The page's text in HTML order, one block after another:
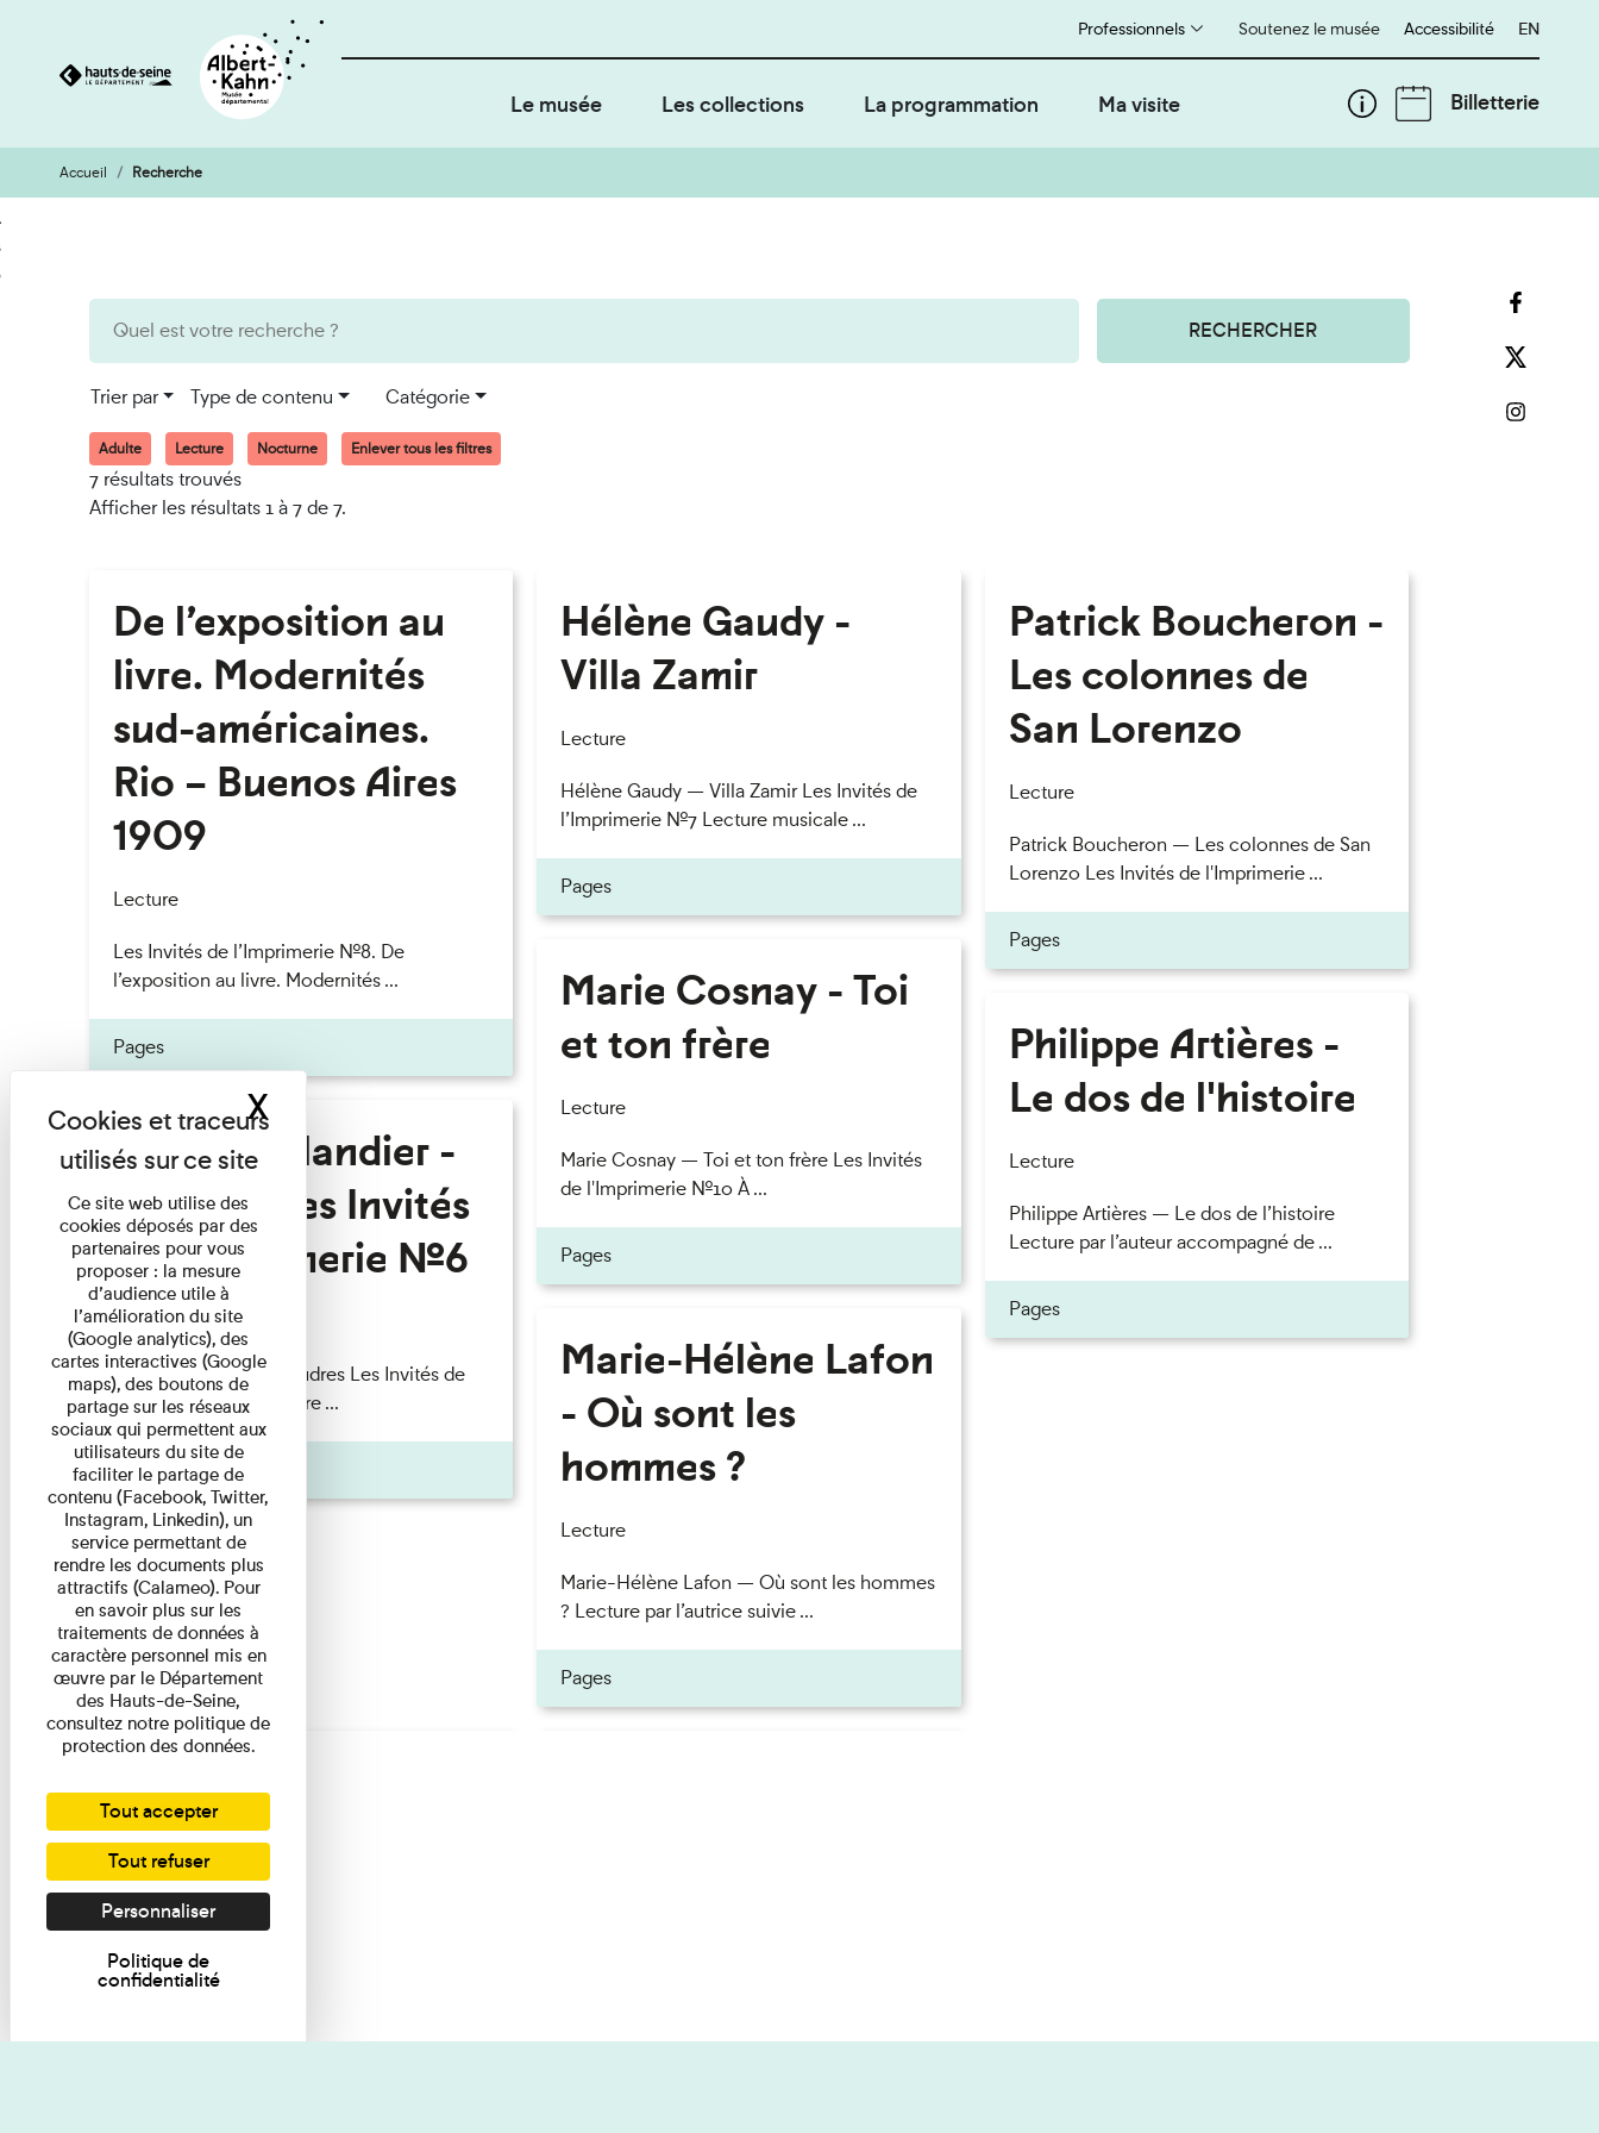
Aller
au
contenu
Aller
à
la
Soutenez le musée
Professionnels Accessibilité English
EN
Le musée Les collections La programmation Ma visite Billetterie
Accueil Recherche
RECHERCHER
Trier par Type de contenu Catégorie
Adulte Lecture Nocturne Enlever tous les filtres
7 résultats trouvés
Afficher les résultats 1 à 7 de 7.
De l’exposition au
livre. Modernités
sud-américaines.
Rio – Buenos Aires
1909
Lecture
Les Invités de l’Imprimerie n°8. De
l’exposition au livre. Modernités ...
Pages
Fanny Taillandier -
Foudres Les Invités
de l’Imprimerie n°6
Lecture
Fanny Taillandier – Foudres Les Invités de
l’Imprimerie n°6 Lecture ...
Pages
Hélène Gaudy -
Villa Zamir
Lecture
Hélène Gaudy — Villa Zamir Les Invités de
l’Imprimerie n°7 Lecture musicale ...
Pages
Marie Cosnay - Toi
et ton frère
Lecture
Marie Cosnay — Toi et ton frère Les Invités
de l'Imprimerie n°10 À ...
Pages
Marie-Hélène Lafon
- Où sont les
hommes ?
Lecture
Marie-Hélène Lafon — Où sont les hommes
? Lecture par l’autrice suivie ...
Pages
Patrick Boucheron -
Les colonnes de
San Lorenzo
Lecture
Patrick Boucheron — Les colonnes de San
Lorenzo Les Invités de l'Imprimerie ...
Pages
Philippe Artières -
Le dos de l'histoire
Lecture
Philippe Artières — Le dos de l’histoire
Lecture par l’auteur accompagné de ...
Pages
Ce site web utilise des
cookies déposés par des
partenaires pour vous
proposer : la mesure
d’audience utile à
l’amélioration du site
(Google analytics), des
cartes interactives (Google
maps), des boutons de
partage sur les réseaux
sociaux qui permettent aux
utilisateurs du site de
faciliter le partage de
contenu (Facebook, Twitter,
Instagram, Linkedin), un
service permettant de
rendre les documents plus
attractifs (Calameo). Pour
en savoir plus sur les
traitements de données à
caractère personnel mis en
œuvre par le Département
des Hauts-de-Seine,
consultez notre politique de
protection des données.
Tout accepter
Tout refuser
Personnaliser
Politique de
confidentialité
XMasquer le bandeau des cookies